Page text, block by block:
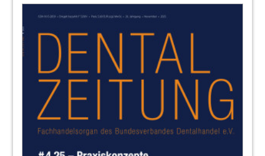
José Mª Suárez Feito / Oviedo, Spanien
27 Dürr Dental SE
„Chairside-Restaurationen nie wieder
anders“
ZT Josef Schweiger, M.Sc., Priv.-Doz. Dr. Dr. med.
dent. Oliver Schubert, M.Sc. / München
W&H Deutschland GmbH